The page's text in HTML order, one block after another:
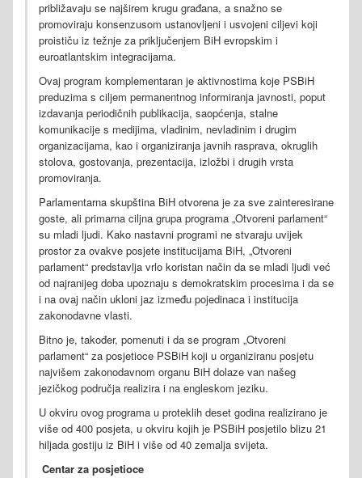
približavaju se najširem krugu građana, a snažno se
promoviraju konsenzusom ustanovljeni i usvojeni ciljevi koji
proističu iz težnje za priključenjem BiH evropskim i
euroatlantskim integracijama.
Ovaj program komplementaran je aktivnostima koje PSBiH
preduzima s ciljem permanentnog informiranja javnosti, poput
izdavanja periodičnih publikacija, saopćenja, stalne
komunikacije s medijima, vladinim, nevladinim i drugim
organizacijama, kao i organiziranja javnih rasprava, okruglih
stolova, gostovanja, prezentacija, izložbi i drugih vrsta
promoviranja.
Parlamentarna skupština BiH otvorena je za sve zainteresirane
goste, ali primarna ciljna grupa programa „Otvoreni parlament“
su mladi ljudi. Kako nastavni programi ne stvaraju uvijek
prostor za ovakve posjete institucijama BiH, „Otvoreni
parlament“ predstavlja vrlo koristan način da se mladi ljudi već
od najranijeg doba upoznaju s demokratskim procesima i da se
i na ovaj način ukloni jaz između pojedinaca i institucija
zakonodavne vlasti.
Bitno je, također, pomenuti i da se program „Otvoreni
parlament“ za posjetioce PSBiH koji u organiziranu posjetu
najvišem zakonodavnom organu BiH dolaze van našeg
jezičkog područja realizira i na engleskom jeziku.
U okviru ovog programa u proteklih deset godina realizirano je
više od 400 posjeta, u okviru kojih je PSBiH posjetilo blizu 21
hiljada gostiju iz BiH i više od 40 zemalja svijeta.
Centar za posjetioce